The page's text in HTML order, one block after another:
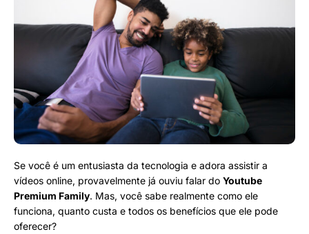
Se você é um entusiasta da tecnologia e adora assistir a
vídeos online, provavelmente já ouviu falar do Youtube
Premium Family. Mas, você sabe realmente como ele
funciona, quanto custa e todos os benefícios que ele pode
oferecer?